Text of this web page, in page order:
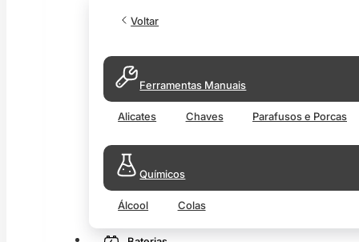
Voltar
Ferramentas Manuais
Alicates Chaves Parafusos e Porcas
Químicos
Álcool Colas